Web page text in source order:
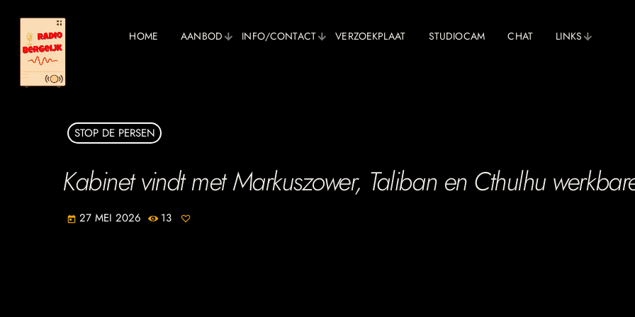
HOME AANBOD INFO/CONTACT VERZOEKPLAAT STUDIOCAM CHAT LINKS
STOP DE PERSEN
Kabinet vindt met Markuszower, Taliban en Cthulhu
today 27 MEI 2026 13